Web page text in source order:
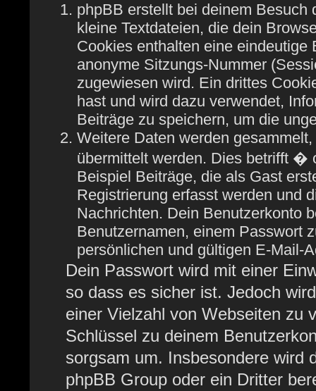
phpBB erstellt bei deinem
kleine Textdateien, die dein
Cookies enthalten eine
anonyme Sitzungs-Nummer
zugewiesen wird. Ein drittes
hast und wird dazu verwendet,
Beiträge zu speichern, um die
Weitere Daten werden
übermittelt werden. Dies betrifft
Beispiel Beiträge, die als Gast
Registrierung erfasst werden und
Nachrichten. Dein Benutzerkonto
Benutzernamen, einem Passwort
persönlichen und gültigen E-Mail-
Dein Passwort wird mit einer
so dass es sicher ist. Jedoch
einer Vielzahl von Webseiten zu
Schlüssel zu deinem
sorgsam um. Insbesondere wird
phpBB Group oder ein Dritter